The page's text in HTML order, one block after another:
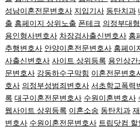
성남이혼전문변호사 지입기사 동탄치과
출 홈페이지 상위노출 폰테크 의정부대
용인형사변호사 차장검사출신변호사 홈
추행변호사 안양이혼전문변호사 홈페이
사출신변호사 사이트 상위등록 용인상
문변호사 강동하수구막힘 이혼전문변호
호사 의정부성범죄변호사 서초학교폭력
록 대구이혼전문변호사 수원이혼변호사
웹사이트 상위등록 이혼소송 동탄치과
변호사 수원이혼전문변호사 트립닷컴 할